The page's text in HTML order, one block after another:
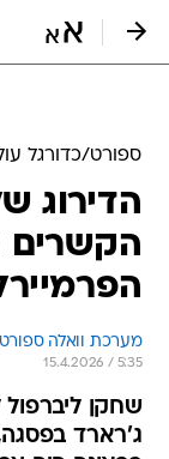
ספורט/כדורגל
הדירוג
הקשרים
מערכת וואלה ספורט
15.4.2026 / 5:35
שחקן
ג'רארד